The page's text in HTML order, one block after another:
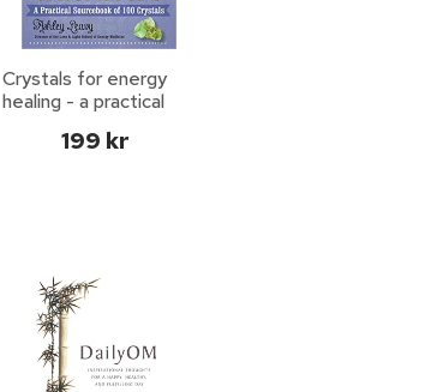
Crystals for energy
healing - a practical
crystals199 kr